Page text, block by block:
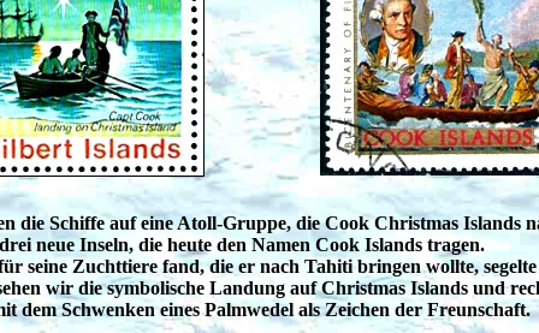
die Schiffe auf eine Atoll-Gruppe, die Cook Christmas Islands
neue Inseln, die heute den Namen Cook Islands tragen.
seine Zuchttiere fand, die er nach Tahiti bringen wollte,
wir die symbolische Landung auf Christmas Islands und
dem Schwenken eines Palmwedel als Zeichen der Freunschaft.